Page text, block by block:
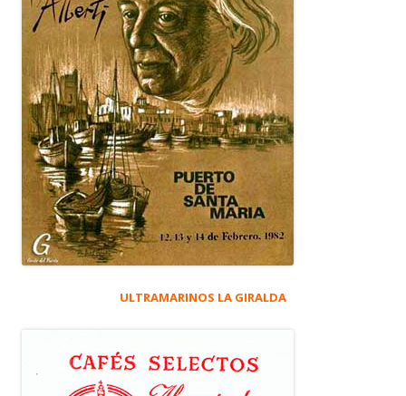
ULTRAMARINOS LA GIRALDA